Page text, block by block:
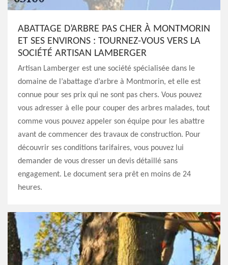
ABATTAGE D’ARBRE PAS CHER À MONTMORIN
ET SES ENVIRONS : TOURNEZ-VOUS VERS LA
SOCIÉTÉ ARTISAN LAMBERGER
Artisan Lamberger est une société spécialisée dans le
domaine de l’abattage d’arbre à Montmorin, et elle est
connue pour ses prix qui ne sont pas chers. Vous pouvez
vous adresser à elle pour couper des arbres malades, tout
comme vous pouvez appeler son équipe pour les abattre
avant de commencer des travaux de construction. Pour
découvrir ses conditions tarifaires, vous pouvez lui
demander de vous dresser un devis détaillé sans
engagement. Le document sera prêt en moins de 24
heures.